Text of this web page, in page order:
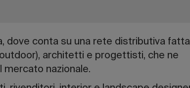
dove conta su una rete distributiva fatta
architetti e progettisti, che ne
mercato nazionale.